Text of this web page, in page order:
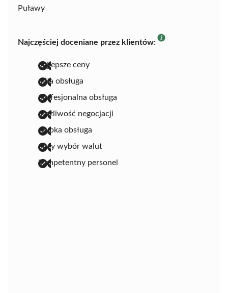
Puławy
Najczęściej doceniane przez klientów:
najlepsze ceny
miła obsługa
profesjonalna obsługa
możliwość negocjacji
szybka obsługa
duży wybór walut
kompetentny personel